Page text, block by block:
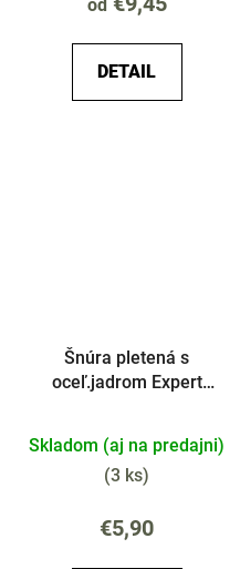
od
DETAIL
Šnúra pletená s
oceľ.jadrom Expert
Skladom (aj na predajni)
(3 ks)
€5,90